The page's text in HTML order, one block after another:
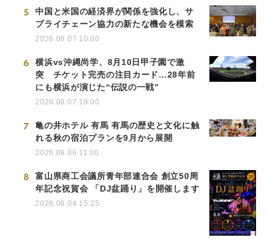
5
中国と米国の経済界が関係を強化し、サ
プライチェーン協力の新たな機会を模索
2026.08.07 10:00
6
横浜vs沖縄尚学、8月10日甲子園で激
突 チケット完売の注目カード…28年前
にも横浜が演じた“伝説の一戦”
2026.08.07 19:00
7
亀の井ホテル 有馬 有馬の歴史と文化に触
れる秋の宿泊プランを9月から展開
2026.08.06 11:00
8
富山県商工会議所青年部連合会 創立50周
年記念祝賀会 「DJ盆踊り」を開催します
2026.08.04 15:25